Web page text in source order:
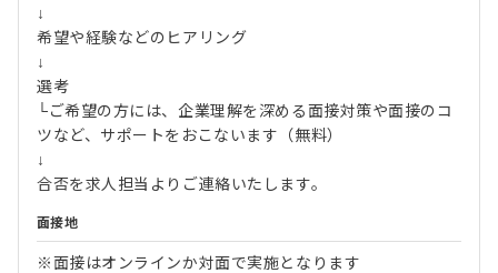
↓
希望や経験などのヒアリング
↓
選考
└ご希望の方には、企業理解を深める面接対策や面接のコ
ツなど、サポートをおこないます（無料）
↓
合否を求人担当よりご連絡いたします。
面接地
※面接はオンラインか対面で実施となります